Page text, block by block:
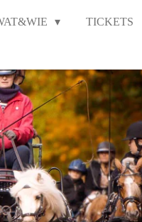
TICKETS